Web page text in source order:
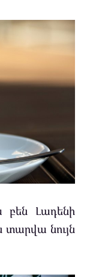
բեն Լադենի
տարվա նույն